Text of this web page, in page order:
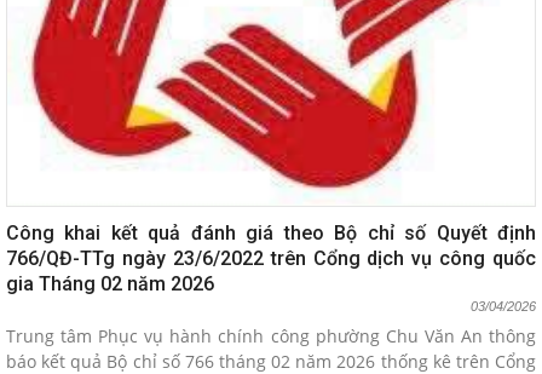
Công khai kết quả đánh giá theo Bộ chỉ số Quyết định
766/QĐ-TTg ngày 23/6/2022 trên Cổng dịch vụ công quốc
gia Tháng 02 năm 2026
03/04/2026
Trung tâm Phục vụ hành chính công phường Chu Văn An thông
báo kết quả Bộ chỉ số 766 tháng 02 năm 2026 thống kê trên Cổng